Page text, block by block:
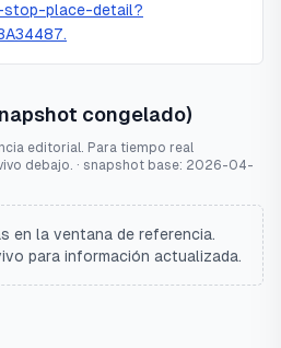
stop-place-detail?
congelado)
editorial. Para tiempo real
debajo. · snapshot base: 2026-04-
en la ventana de referencia.
para información actualizada.